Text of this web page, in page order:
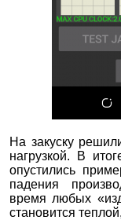
На закуску
нагрузкой. В
опустились
падения
время любых
становится